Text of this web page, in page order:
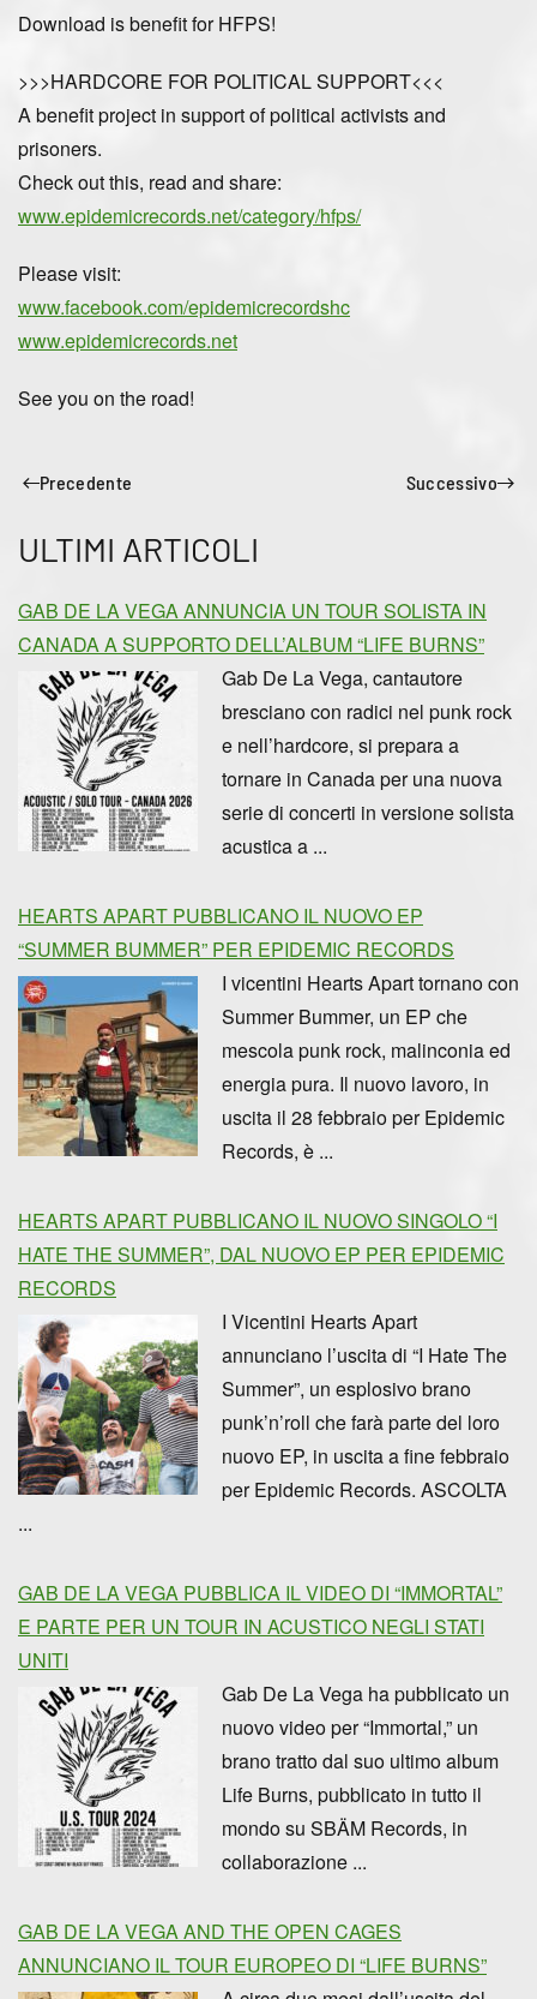
Download is benefit for HFPS!
>>>HARDCORE FOR POLITICAL SUPPORT<<<
A benefit project in support of political activists and
prisoners.
Check out this, read and share:
www.epidemicrecords.net/category/hfps/
Please visit:
www.facebook.com/epidemicrecordshc
www.epidemicrecords.net
See you on the road!
Precedente Successivo
ULTIMI ARTICOLI
GAB DE LA VEGA ANNUNCIA UN TOUR SOLISTA IN
CANADA A SUPPORTO DELL’ALBUM “LIFE BURNS”
Gab De La Vega, cantautore
bresciano con radici nel punk rock
e nell’hardcore, si prepara a
tornare in Canada per una nuova
serie di concerti in versione solista
acustica a ...
HEARTS APART PUBBLICANO IL NUOVO EP
“SUMMER BUMMER” PER EPIDEMIC RECORDS
I vicentini Hearts Apart tornano con
Summer Bummer, un EP che
mescola punk rock, malinconia ed
energia pura. Il nuovo lavoro, in
uscita il 28 febbraio per Epidemic
Records, è ...
HEARTS APART PUBBLICANO IL NUOVO SINGOLO “I
HATE THE SUMMER”, DAL NUOVO EP PER EPIDEMIC
RECORDS
I Vicentini Hearts Apart
annunciano l’uscita di “I Hate The
Summer”, un esplosivo brano
punk’n’roll che farà parte del loro
nuovo EP, in uscita a fine febbraio
per Epidemic Records. ASCOLTA
...
GAB DE LA VEGA PUBBLICA IL VIDEO DI “IMMORTAL”
E PARTE PER UN TOUR IN ACUSTICO NEGLI STATI
UNITI
Gab De La Vega ha pubblicato un
nuovo video per “Immortal,” un
brano tratto dal suo ultimo album
Life Burns, pubblicato in tutto il
mondo su SBÄM Records, in
collaborazione ...
GAB DE LA VEGA AND THE OPEN CAGES
ANNUNCIANO IL TOUR EUROPEO DI “LIFE BURNS”